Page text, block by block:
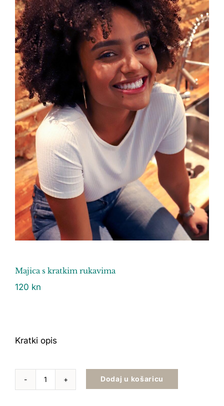
Majica s kratkim rukavima
120 kn
Kratki opis
Majica
Dodaj u košaricu